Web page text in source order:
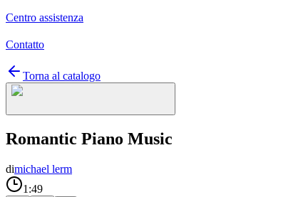
Centro assistenza
Contatto
Torna al catalogo
Romantic Piano Music
dimichael lerm
1:49